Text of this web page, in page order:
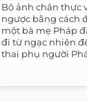
Bộ ảnh chân thực
ngược bằng cách
một bà mẹ Pháp
đi từ ngạc nhiên
thai phụ người